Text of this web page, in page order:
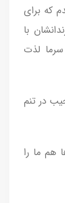
که برای
با
لذت
در تنم
هم ما را